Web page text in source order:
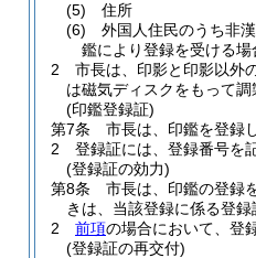
(5)
住所
(6)
外国人住民のうち非
鑑により登録を受ける
2
市長は、印影と印影以外
は磁気ディスクをもって調
(印鑑登録証)
第7条
市長は、印鑑を登録
2
登録証には、登録番号を
(登録証の効力)
第8条
市長は、印鑑の登録
きは、当該登録に係る登
2
前項の場合において、登
(登録証の再交付)